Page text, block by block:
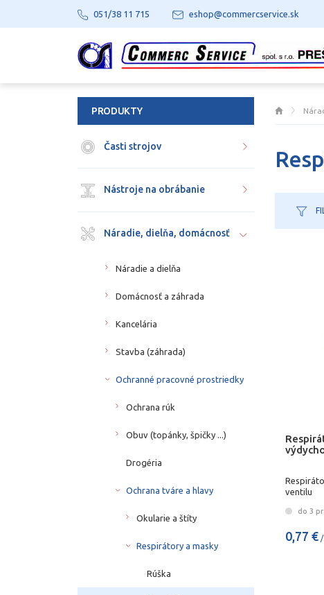
ventilu
do 3
0,77 €
PRODUKTY
Časti strojov
Nástroje na obrábanie
Náradie, dielňa, domácnosť
Náradie a dielňa
Domácnosť a záhrada
Kancelária
Stavba (záhrada)
Ochranné pracovné prostriedky
Ochrana rúk
Obuv (topánky, špičky ...)
Drogéria
Ochrana tváre a hlavy
Okularie a štíty
Respirátory a masky
Rúška
051/38 11 715 eshop@commercservice.sk